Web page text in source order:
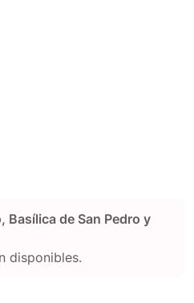
Basílica de San Pedro y
disponibles.